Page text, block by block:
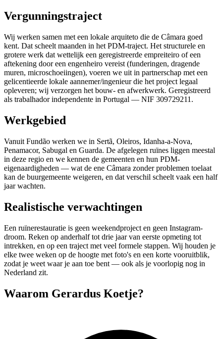
Vergunningstraject
Wij werken samen met een lokale arquiteto die de Câmara goed
kent. Dat scheelt maanden in het PDM-traject. Het structurele en
grotere werk dat wettelijk een geregistreerde empreiteiro of een
aftekening door een engenheiro vereist (funderingen, dragende
muren, microschoeiingen), voeren we uit in partnerschap met een
gelicentieerde lokale aannemer/ingenieur die het project legaal
opleveren; wij verzorgen het bouw- en afwerkwerk. Geregistreerd
als trabalhador independente in Portugal — NIF 309729211.
Werkgebied
Vanuit Fundão werken we in Sertã, Oleiros, Idanha-a-Nova,
Penamacor, Sabugal en Guarda. De afgelegen ruïnes liggen meestal
in deze regio en we kennen de gemeenten en hun PDM-
eigenaardigheden — wat de ene Câmara zonder problemen toelaat
kan de buurgemeente weigeren, en dat verschil scheelt vaak een half
jaar wachten.
Realistische verwachtingen
Een ruïnerestauratie is geen weekendproject en geen Instagram-
droom. Reken op anderhalf tot drie jaar van eerste opmeting tot
intrekken, en op een traject met veel formele stappen. Wij houden je
elke twee weken op de hoogte met foto's en een korte vooruitblik,
zodat je weet waar je aan toe bent — ook als je voorlopig nog in
Nederland zit.
Waarom Gerardus Koetje?